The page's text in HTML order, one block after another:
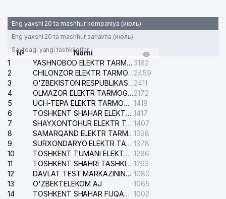
Eng yaxshi 20 ta mashhur kompaniya (июль)
Eng yaxshi 20 ta mashhur sarlavha (июль)
Saytdagi yangi tashkilotlar
№
Nomi
1
YASHNOBOD ELEKTR TARMOG'I NOSOZLIKLARI XIZMATI 3182
2
CHILONZOR ELEKTR TARMOG'I NOSOZLIK XIZMATI2459
3
O'ZBEKISTON RESPUBLIKASI BOSH PROKURATURASI ISHONCH TELEFONI2411
4
OLMAZOR ELEKTR TARMOG'I NOSOZLIKLARI XIZMATI2172
5
UCH-TEPA ELEKTR TARMOG'I NOSOZLIKLARI XIZMATI 1418
6
TOSHKENT SHAHAR ELEKTR TARMOQLARI KORXONASI AJ 1417
7
SHAYXONTOHUR ELEKTR TARMOG'I NOSOZLIKLARINI TUZATISH XIZMATI 1407
8
SAMARQAND ELEKTR TARMOQLARI AJ1398
9
SURXONDARYO ELEKTR TARMOQLARI AJ 1378
10
TOSHKENT TUMANI ELEKTR TARMOG'I AVARIYA XIZMATI 1286
11
TOSHKENT SHAHRI TASHKILOT TELEFONLARI HAQIDA MA'LUMOT BYUROSI 1263
12
DAVLAT TEST MARKAZINING ISHONCH TELEFONLARI 1080
13
O'ZBEKTELEKOM AJ
1065
14
TOSHKENT SHAHAR FUQAROLIK ISHLARI BO'YICHA SUDI 1002